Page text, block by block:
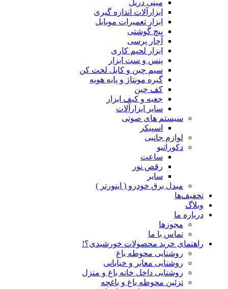
مینی دریل
ابزارآلات اندازه گیری
ابزار تعمیرات موبایل
پیچ گوشتی
آچار پرسی
ابزار لحیم کاری
پنس و ست ابزار
سیم چین و کابل لخت کن
گیره مونتاژ و پایه هویه
کف چین
جعبه و کیف ابزار
سایر ابزارآلات
سیستم های صوتی
اسپیکر
لوازم جانبی
دکوراتیو
ساعت
رقص نور
سایر
مبدل برق خودرو ( اینورتر )
تخفیف‌ها
وبلاگ
درباره ما
مجوزها
تماس با ما
راهنمای خرید محصولات خورشیدی؟!
روشنایی محوطه باغ
روشنایی معابر و خیابانی
روشنایی داخل خانه باغ و منزل
تزئین محوطه باغ و باغچه